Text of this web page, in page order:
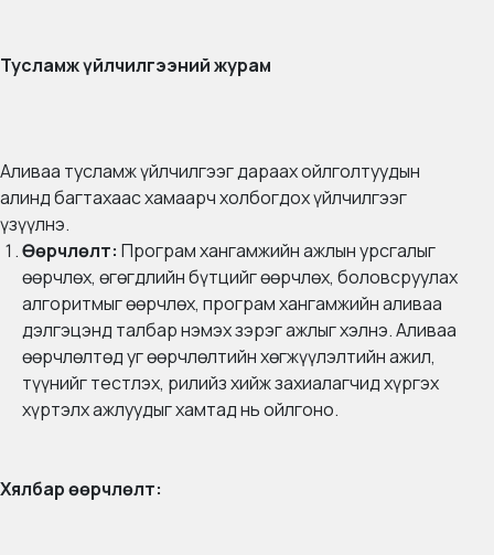
Тусламж үйлчилгээний журам
Аливаа тусламж үйлчилгээг дараах ойлголтуудын
алинд багтахаас хамаарч холбогдох үйлчилгээг
үзүүлнэ.
Өөрчлөлт: Програм хангамжийн ажлын урсгалыг
өөрчлөх, өгөгдлийн бүтцийг өөрчлөх, боловсруулах
алгоритмыг өөрчлөх, програм хангамжийн аливаа
дэлгэцэнд талбар нэмэх зэрэг ажлыг хэлнэ. Аливаа
өөрчлөлтөд уг өөрчлөлтийн хөгжүүлэлтийн ажил,
түүнийг тестлэх, рилийз хийж захиалагчид хүргэх
хүртэлх ажлуудыг хамтад нь ойлгоно.
Хялбар өөрчлөлт: